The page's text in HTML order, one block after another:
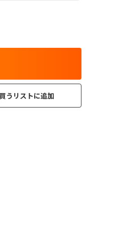
うリストに追加